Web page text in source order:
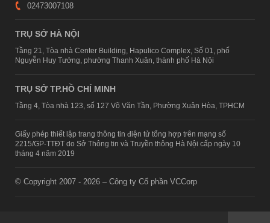
02473007108
TRỤ SỞ HÀ NỘI
Tầng 21, Tòa nhà Center Building, Hapulico Complex, Số 01, phố
Nguyễn Huy Tưởng, phường Thanh Xuân, thành phố Hà Nội
TRỤ SỞ TP.HỒ CHÍ MINH
Tầng 4, Tòa nhà 123, số 127 Võ Văn Tần, Phường Xuân Hòa, TPHCM
Giấy phép thiết lập trang thông tin điện tử tổng hợp trên mạng số
2215/GP-TTĐT do Sở Thông tin và Truyền thông Hà Nội cấp ngày 10
tháng 4 năm 2019
© Copyright 2007 - 2026 – Công ty Cổ phần VCCorp